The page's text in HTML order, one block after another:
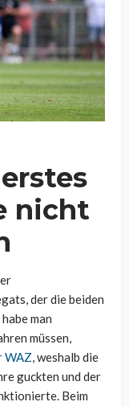
nicht
der die beiden
man
müssen,
WAZ, weshalb die
guckten und der
Beim